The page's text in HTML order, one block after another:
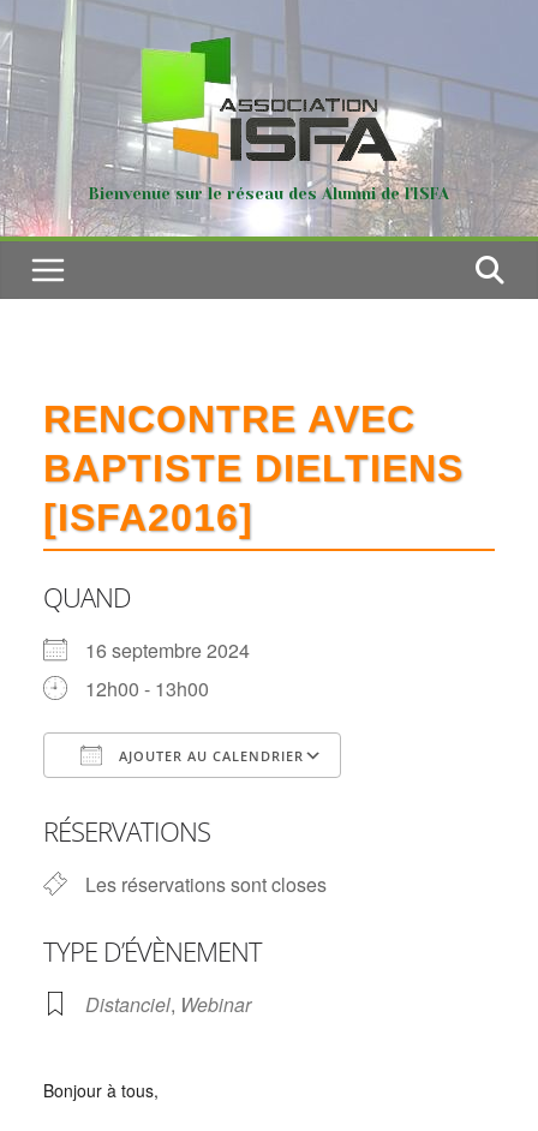
Passer
au
contenu
Bienvenue sur le réseau des Alumni de l'ISFA
RENCONTRE AVEC
BAPTISTE DIELTIENS
[ISFA2016]
QUAND
16 septembre 2024
12h00 - 13h00
AJOUTER AU CALENDRIER
RÉSERVATIONS
Les réservations sont closes
TYPE D’ÉVÈNEMENT
Distanciel, Webinar
Bonjour à tous,